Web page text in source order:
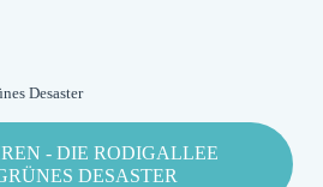
Desaster
- DIE RODIGALLEE
DESASTER